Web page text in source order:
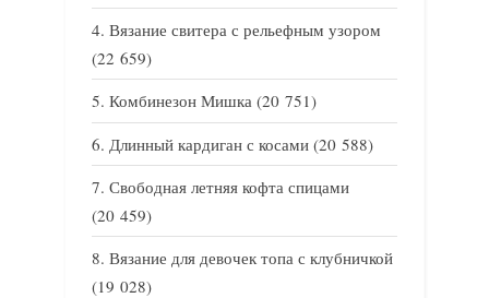
Вязание свитера с рельефным узором
(22 659)
Комбинезон Мишка (20 751)
Длинный кардиган с косами (20 588)
Свободная летняя кофта спицами
(20 459)
Вязание для девочек топа с клубничкой
(19 028)